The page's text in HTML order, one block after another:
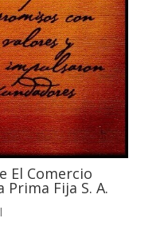
El Comercio
Prima Fija S. A.